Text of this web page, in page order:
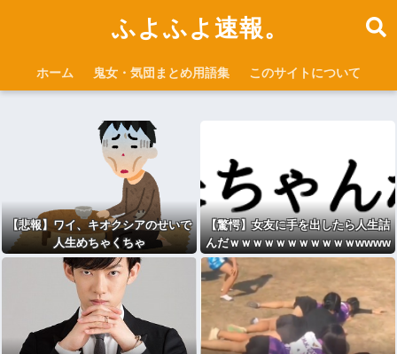
ふよふよ速報。
ホーム 鬼女・気団まとめ用語集 このサイトについて
【悲報】ワイ、キオクシアのせいで
人生めちゃくちゃ
【驚愕】女友に手を出したら人生詰
んだｗｗｗｗｗｗｗｗｗｗｗwwww